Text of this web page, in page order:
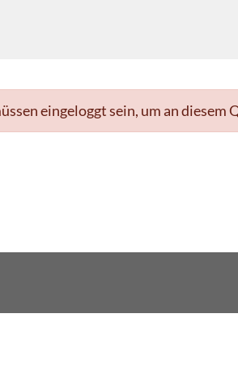
eingeloggt sein, um an diesem